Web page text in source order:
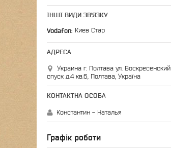
ІНШІ ВИДИ ЗВ'ЯЗКУ
Vodafon Киев Стар
Украина г. Полтава ул. Воскресенский
спуск д.4 кв.6, Полтава, Україна
Константин - Наталья
Графік роботи